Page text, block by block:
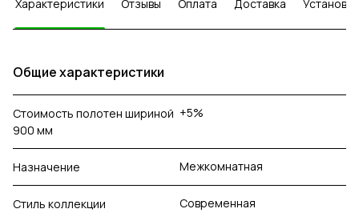
Характеристики Отзывы Оплата Доставка Установка
Общие характеристики
Стоимость полотен шириной
900 мм
+5%
Назначение Межкомнатная
Стиль коллекции Современная